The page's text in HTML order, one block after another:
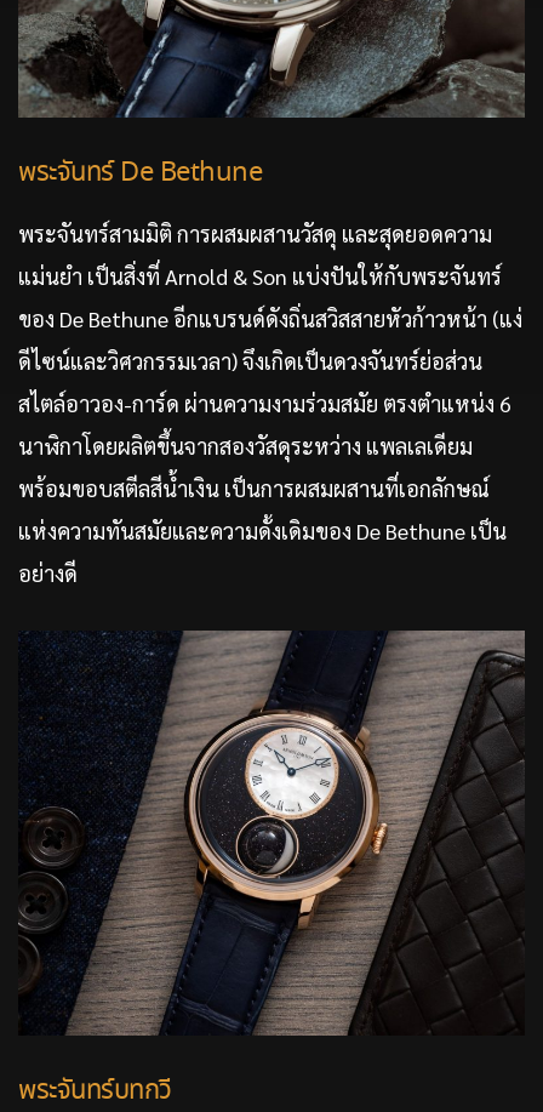
พระจันทร์ De Bethune
พระจันทร์สามมิติ การผสมผสานวัสดุ และสุดยอดความ
แม่นยำ เป็นสิ่งที่ Arnold & Son แบ่งปันให้กับพระจันทร์
ของ De Bethune อีกแบรนด์ดังถิ่นสวิสสายหัวก้าวหน้า (แง่
ดีไซน์และวิศวกรรมเวลา) จึงเกิดเป็นดวงจันทร์ย่อส่วน
สไตล์อาวอง-การ์ด ผ่านความงามร่วมสมัย ตรงตำแหน่ง 6
นาฬิกาโดยผลิตขึ้นจากสองวัสดุระหว่าง แพลเลเดียม
พร้อมขอบสตีลสีน้ำเงิน เป็นการผสมผสานที่เอกลักษณ์
แห่งความทันสมัยและความดั้งเดิมของ De Bethune เป็น
อย่างดี
พระจันทร์บทกวี